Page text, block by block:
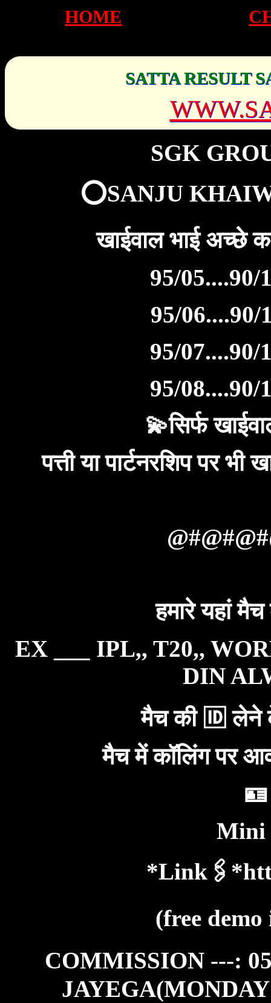
HOME
SATTA RESULT
SGK
⭕SANJU
खाईवाल भाई अच्छे
95/05....90/
95/06....90/
95/07....90/
95/08....90/
💫सिर्फ
पत्ती या पार्टनरशिप पर
हमारे यहां
EX ___ IPL,, T20,,
DIN
मैच की 🆔 लेने
मैच में कॉलिंग पर
Mini
(free
COMMISSION ---: